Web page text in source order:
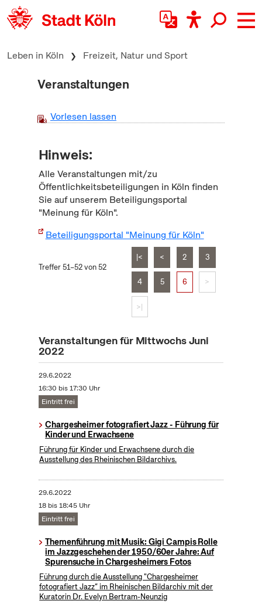
zum Inhalt springen
Leben in Köln Freizeit, Natur und Sport
Veranstaltungen
Vorlesen lassen
Hinweis:
Alle Veranstaltungen mit/zu
Öffentlichkeitsbeteiligungen in Köln finden
Sie auf unserem Beteiligungsportal
"Meinung für Köln".
Beteiligungsportal "Meinung für Köln"
Treffer 51–52 von 52
|< < 2 3
4 5 6 >
>|
Veranstaltungen für Mittwochs Juni
2022
29.6.2022
16:30 bis 17:30 Uhr
Eintritt frei
Chargesheimer fotografiert Jazz - Führung für
Kinder und Erwachsene
Führung für Kinder und Erwachsene durch die
Ausstellung des Rheinischen Bildarchivs.
29.6.2022
18 bis 18:45 Uhr
Eintritt frei
Themenführung mit Musik: Gigi Campis Rolle
im Jazzgeschehen der 1950/60er Jahre: Auf
Spurensuche in Chargesheimers Fotos
Führung durch die Ausstellung "Chargesheimer
fotografiert Jazz“ im Rheinischen Bildarchiv mit der
Kuratorin Dr. Evelyn Bertram-Neunzig